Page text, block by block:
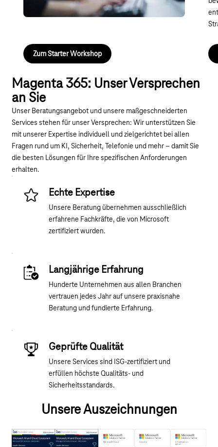
wichtigsten Funktionen kennen und gewinnen Sie
Sicherheit im Umgang mit der Cloud.
Zum Starter Workshop
Magenta 365: Unser Versprechen
an Sie
Unser Beratungsangebot und unsere maßgeschneiderten
Services stehen für unser Versprechen: Wir unterstützen Sie
mit unserer Expertise individuell und zielgerichtet bei allen
Fragen rund um KI, Sicherheit, Telefonie und mehr – damit Sie
die besten Lösungen für Ihre spezifischen Anforderungen
erhalten.
Echte Expertise
Unsere Beratung übernehmen ausschließlich
erfahrene Fachkräfte, die von Microsoft
zertifiziert wurden.
Langjährige Erfahrung
Hunderte Unternehmen aus allen Branchen
vertrauen jedes Jahr auf unsere praxisnahe
Beratung und fundierte Erfahrung.
Geprüfte Qualität
Unsere Services sind ISG-zertifiziert und
erfüllen höchste Qualitäts- und
Sicherheitsstandards.
Unsere Auszeichnungen